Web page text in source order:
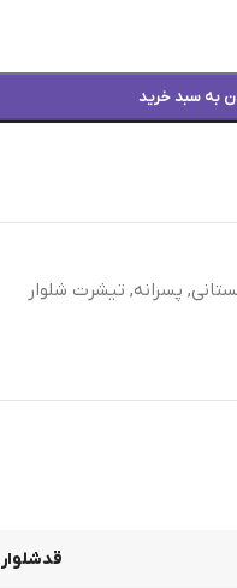
به سبد خرید
, پسرانه, تیشرت شلوار
قدشلوار